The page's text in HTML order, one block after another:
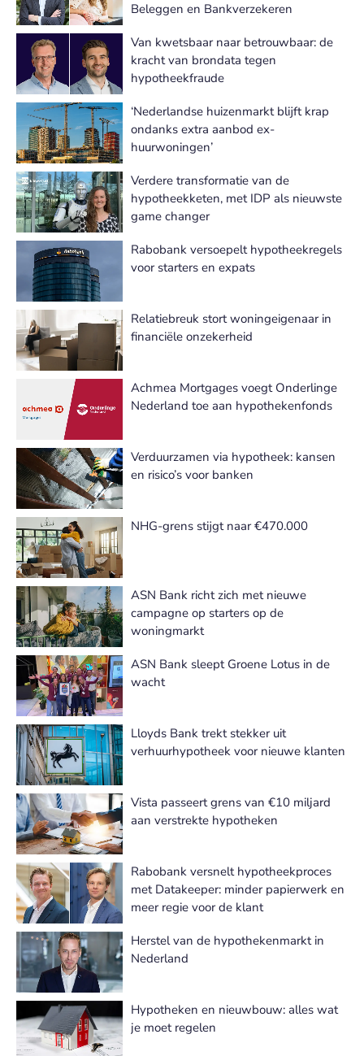
Beleggen en Bankverzekeren
Van kwetsbaar naar betrouwbaar: de
kracht van brondata tegen
hypotheekfraude
‘Nederlandse huizenmarkt blijft krap
ondanks extra aanbod ex-
huurwoningen’
Verdere transformatie van de
hypotheekketen, met IDP als nieuwste
game changer
Rabobank versoepelt hypotheekregels
voor starters en expats
Relatiebreuk stort woningeigenaar in
financiële onzekerheid
Achmea Mortgages voegt Onderlinge
Nederland toe aan hypothekenfonds
Verduurzamen via hypotheek: kansen
en risico’s voor banken
NHG-grens stijgt naar €470.000
ASN Bank richt zich met nieuwe
campagne op starters op de
woningmarkt
ASN Bank sleept Groene Lotus in de
wacht
Lloyds Bank trekt stekker uit
verhuurhypotheek voor nieuwe klanten
Vista passeert grens van €10 miljard
aan verstrekte hypotheken
Rabobank versnelt hypotheekproces
met Datakeeper: minder papierwerk en
meer regie voor de klant
Herstel van de hypothekenmarkt in
Nederland
Hypotheken en nieuwbouw: alles wat
je moet regelen